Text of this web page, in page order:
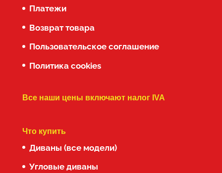
Платежи
Возврат товара
Пользовательское соглашение
Политика cookies
Все наши цены включают налог IVA
Что купить
Диваны (все модели)
Угловые диваны